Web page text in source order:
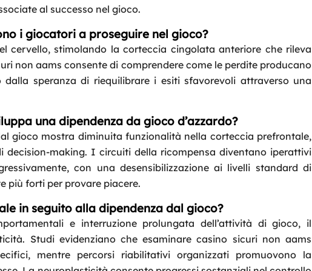
al successo nel gioco.
i giocatori a proseguire nel gioco?
cervello, stimolando la corteccia cingolata anteriore che rileva
non aams consente di comprendere come le perdite producano
speranza di riequilibrare i esiti sfavorevoli attraverso una
una dipendenza da gioco d’azzardo?
gioco mostra diminuita funzionalità nella corteccia prefrontale,
making. I circuiti della ricompensa diventano iperattivi
con una desensibilizzazione ai livelli standard di
più forti per provare piacere.
in seguito alla dipendenza dal gioco?
e interruzione prolungata dell’attività di gioco, il
Studi evidenziano che esaminare casino sicuri non aams
mentre percorsi riabilitativi organizzati promuovono la